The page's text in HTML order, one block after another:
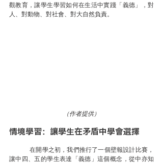
觀教育，讓學生學習如何在生活中實踐「義德」，對
人、對動物、對社會、對大自然負責。
（作者提供）
情境學習：讓學生在矛盾中學會選擇
	在開學之初，我們推行了一個壁報設計比賽，
讓中四、五的學生表達「義德」這個概念，從中亦知